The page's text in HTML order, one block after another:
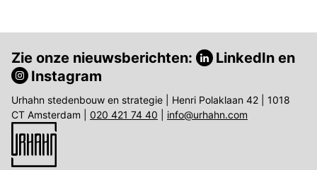
Zie onze nieuwsberichten: LinkedIn en
Instagram
Urhahn stedenbouw en strategie | Henri Polaklaan 42 | 1018
CT Amsterdam | 020 421 74 40 info@urhahn.com